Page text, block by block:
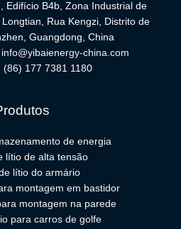
Edifício B4b, Zona Industrial de
Rua Kengzi, Distrito de
Guangdong, China
info@yibaienergy-china.com
(86) 177 7381 1180
de energia
lítio de alta tensão
lítio do armário
montagem em bastidor
montagem na parede
para carros de golfe